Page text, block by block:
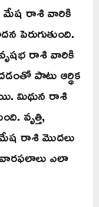
మేష రాశి వారికి
రాశి వారికి
పాటు ఆర్థిక
మిథున రాశి
వృత్తి,
రాశి మొదలు
ఎలా